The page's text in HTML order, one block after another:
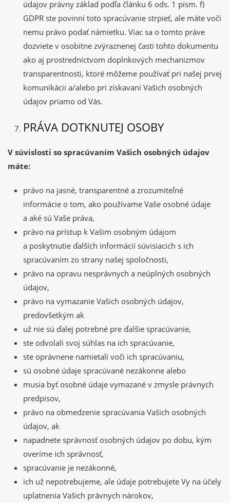
údajov právny základ podľa článku 6 ods. 1 písm. f)
GDPR ste povinní toto spracúvanie strpieť, ale máte voči
nemu právo podať námietku. Viac sa o tomto práve
dozviete v osobitne zvýraznenej časti tohto dokumentu
ako aj prostredníctvom doplnkových mechanizmov
transparentnosti, ktoré môžeme používať pri našej prvej
komunikácii a/alebo pri získavaní Vašich osobných
údajov priamo od Vás.
PRÁVA DOTKNUTEJ OSOBY
V súvislosti so spracúvaním Vašich osobných údajov
máte:
právo na jasné, transparentné a zrozumiteľné
informácie o tom, ako používame Vaše osobné údaje
a aké sú Vaše práva,
právo na prístup k Vašim osobným údajom
a poskytnutie ďalších informácií súvisiacich s ich
spracúvaním zo strany našej spoločnosti,
právo na opravu nesprávnych a neúplných osobných
údajov,
právo na vymazanie Vašich osobných údajov,
predovšetkým ak
už nie sú ďalej potrebné pre ďalšie spracúvanie,
ste odvolali svoj súhlas na ich spracúvanie,
ste oprávnene namietali voči ich spracúvaniu,
sú osobné údaje spracúvané nezákonne alebo
musia byť osobné údaje vymazané v zmysle právnych
predpisov,
právo na obmedzenie spracúvania Vašich osobných
údajov, ak
napadnete správnosť osobných údajov po dobu, kým
overíme ich správnosť,
spracúvanie je nezákonné,
ich už nepotrebujeme, ale údaje potrebujete Vy na účely
uplatnenia Vašich právnych nárokov,